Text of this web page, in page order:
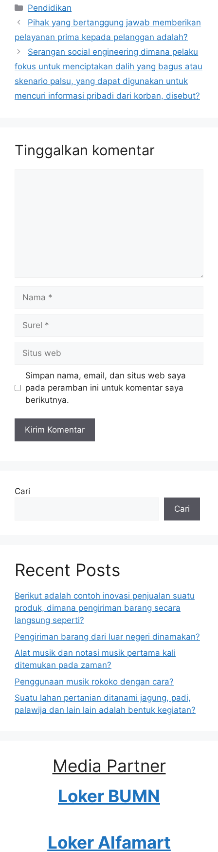
Kategori
Pendidikan
Pihak yang bertanggung jawab memberikan
pelayanan prima kepada pelanggan adalah?
Serangan social engineering dimana pelaku
fokus untuk menciptakan dalih yang bagus atau
skenario palsu, yang dapat digunakan untuk
mencuri informasi pribadi dari korban, disebut?
Tinggalkan komentar
web
Simpan nama, email, dan situs web saya
pada peramban ini untuk komentar saya
berikutnya.
Cari
Cari
Recent Posts
Berikut adalah contoh inovasi penjualan suatu
produk, dimana pengiriman barang secara
langsung seperti?
Pengiriman barang dari luar negeri dinamakan?
Alat musik dan notasi musik pertama kali
ditemukan pada zaman?
Penggunaan musik rokoko dengan cara?
Suatu lahan pertanian ditanami jagung, padi,
palawija dan lain lain adalah bentuk kegiatan?
Media Partner
Loker BUMN
Loker Alfamart